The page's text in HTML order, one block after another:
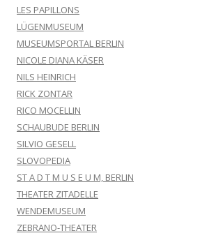
LES PAPILLONS
LÜGENMUSEUM
MUSEUMSPORTAL BERLIN
NICOLE DIANA KÄSER
NILS HEINRICH
RICK ZONTAR
RICO MOCELLIN
SCHAUBUDE BERLIN
SILVIO GESELL
SLOVOPEDIA
ST A D T M U S E U M, BERLIN
THEATER ZITADELLE
WENDEMUSEUM
ZEBRANO-THEATER